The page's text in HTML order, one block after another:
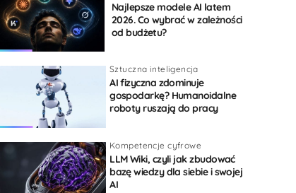
Najlepsze modele AI latem
2026. Co wybrać w zależności
od budżetu?
Sztuczna inteligencja
AI fizyczna zdominuje
gospodarkę? Humanoidalne
roboty ruszają do pracy
Kompetencje cyfrowe
LLM Wiki, czyli jak zbudować
bazę wiedzy dla siebie i swojej
AI